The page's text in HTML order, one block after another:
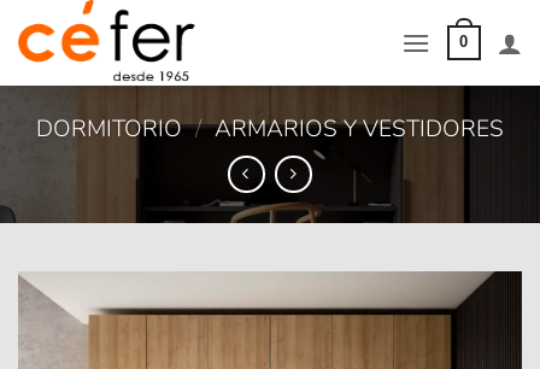
0
DORMITORIO / ARMARIOS Y VESTIDORES